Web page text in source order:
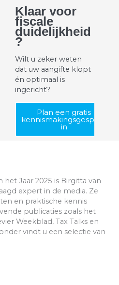
Klaar voor
fiscale
duidelijkheid
?
Wilt u zeker weten
dat uw aangifte klopt
én optimaal is
ingericht?
Plan een gratis
kennismakingsgesprek
in
het Jaar 2025 is Birgitta van
expert in de media. Ze
en praktische kennis
publicaties zoals het
Weekblad, Tax Talks en
vindt u een selectie van